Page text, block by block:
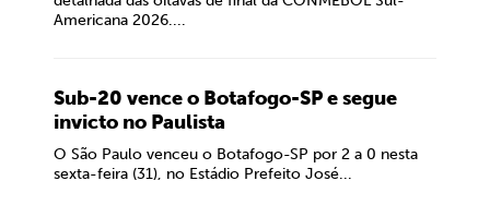
Americana 2026....
Sub-20 vence o Botafogo-SP e segue
invicto no Paulista
O São Paulo venceu o Botafogo-SP por 2 a 0 nesta
sexta-feira (31), no Estádio Prefeito José...